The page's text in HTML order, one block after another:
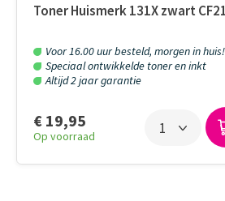
Toner Huismerk 131X zwart
Voor 16.00 uur besteld, morgen in huis!
Speciaal ontwikkelde toner en inkt
Altijd 2 jaar garantie
€ 19,95
Op voorraad